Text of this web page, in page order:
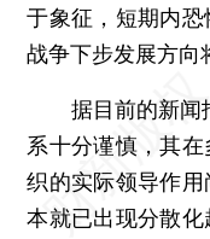
于象征，短期内
战争下步发展方向
据目前的新闻报
系十分谨慎，其
织的实际领导作
本就已出现分散